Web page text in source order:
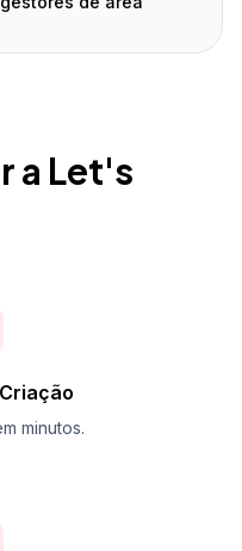
a Let's
minutos.